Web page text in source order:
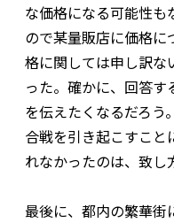
な価格になる可能性も
ので某量販店に価格
格に関しては申し訳な
った。確かに、回答
を伝えたくなるだろう
合戦を引き起こすこと
れなかったのは、致し
最後に、都内の繁華街